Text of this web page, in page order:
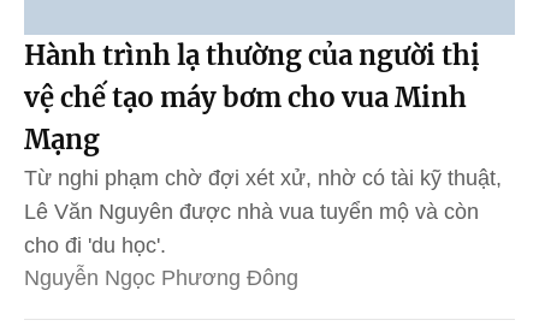
Hành trình lạ thường của người thị
vệ chế tạo máy bơm cho vua Minh
Mạng
Từ nghi phạm chờ đợi xét xử, nhờ có tài kỹ thuật,
Lê Văn Nguyên được nhà vua tuyển mộ và còn
cho đi 'du học'.
Nguyễn Ngọc Phương Đông